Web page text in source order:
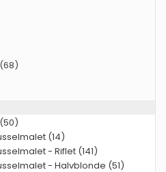
(68)
(14)
- Riflet (141)
- Halvblonde (51)